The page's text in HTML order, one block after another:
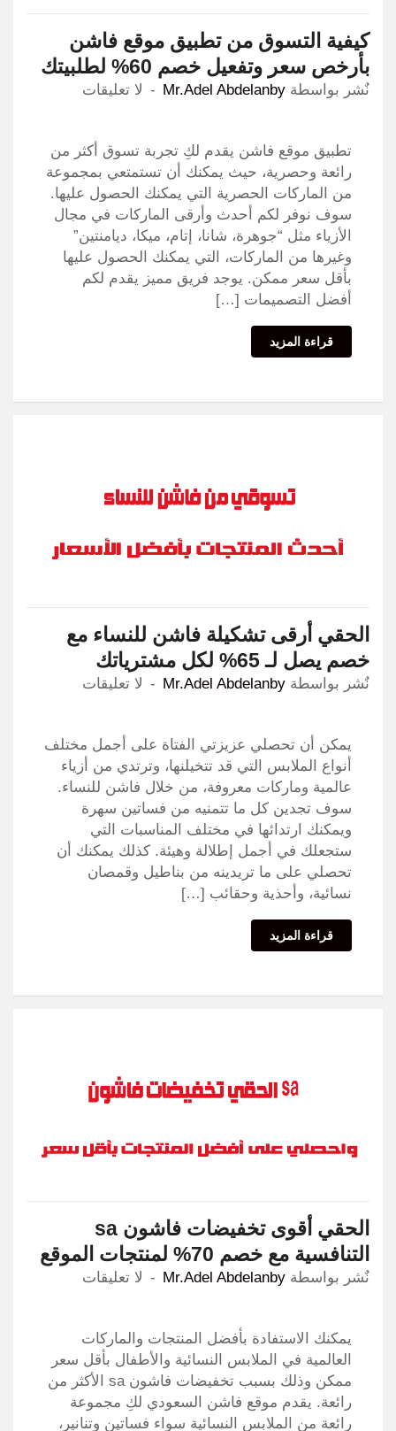
كيفية التسوق من تطبيق موقع فاشن
بأرخص سعر وتفعيل خصم 60% لطلبيتك
نٌشر بواسطة Mr.Adel Abdelanby لا تعليقات
تطبيق موقع فاشن يقدم لكِ تجربة تسوق أكثر من
رائعة وحصرية، حيث يمكنك أن تستمتعي بمجموعة
من الماركات الحصرية التي يمكنك الحصول عليها.
سوف نوفر لكم أحدث وأرقى الماركات في مجال
الأزياء مثل “جوهرة، شانا، إتام، ميكا، ديامنتين”
وغيرها من الماركات، التي يمكنك الحصول عليها
بأقل سعر ممكن. يوجد فريق مميز يقدم لكم
أفضل التصميمات […]
قراءة المزيد
الحقي أرقى تشكيلة فاشن للنساء مع
خصم يصل لـ 65% لكل مشترياتك
نٌشر بواسطة Mr.Adel Abdelanby لا تعليقات
يمكن أن تحصلي عزيزتي الفتاة على أجمل مختلف
أنواع الملابس التي قد تتخيلنها، وترتدي من أزياء
عالمية وماركات معروفة، من خلال فاشن للنساء.
سوف تجدين كل ما تتمنيه من فساتين سهرة
ويمكنك ارتدائها في مختلف المناسبات التي
ستجعلك في أجمل إطلالة وهيئة. كذلك يمكنك أن
تحصلي على ما تريدينه من بناطيل وقمصان
نسائية، وأحذية وحقائب […]
قراءة المزيد
الحقي أقوى تخفيضات فاشون sa
التنافسية مع خصم 70% لمنتجات الموقع
نٌشر بواسطة Mr.Adel Abdelanby لا تعليقات
يمكنك الاستفادة بأفضل المنتجات والماركات
العالمية في الملابس النسائية والأطفال بأقل سعر
ممكن وذلك بسبب تخفيضات فاشون sa الأكثر من
رائعة. يقدم موقع فاشن السعودي لكِ مجموعة
رائعة من الملابس النسائية سواء فساتين وتنانير،